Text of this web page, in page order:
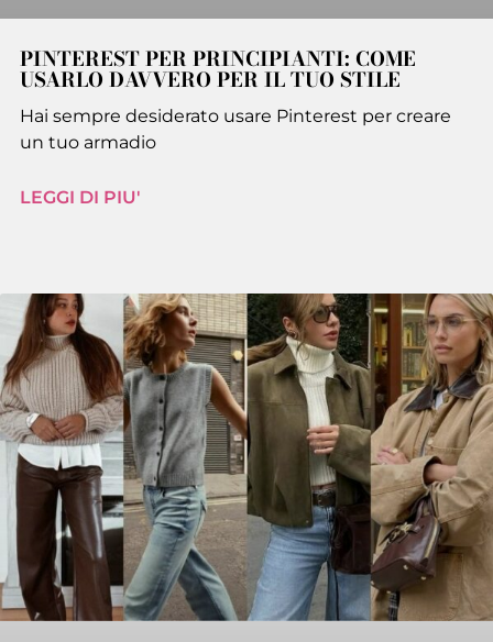
PINTEREST PER PRINCIPIANTI: COME
USARLO DAVVERO PER IL TUO STILE
Hai sempre desiderato usare Pinterest per creare
un tuo armadio
LEGGI DI PIU'